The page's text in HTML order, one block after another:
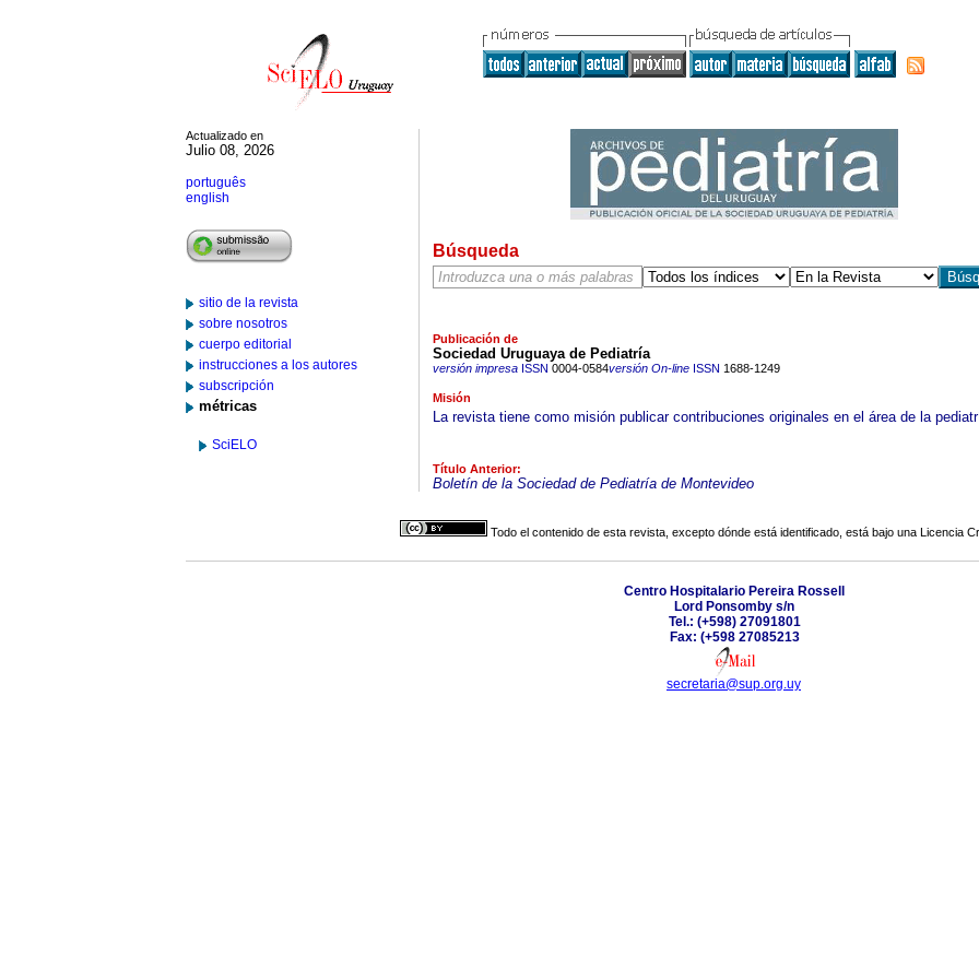
Actualizado en
Julio 08, 2026
português
english
sitio de la revista
sobre nosotros
cuerpo editorial
instrucciones a los autores
subscripción
métricas
SciELO
Búsqueda
Publicación de
Sociedad Uruguaya de Pediatría
versión impresaISSN 0004-0584versión On-lineISSN 1688-1249
Misión
La revista tiene como misión publicar contribuciones originales en el área de la
Título Anterior:
Boletín de la Sociedad de Pediatría de Montevideo
Todo el contenido de esta revista, excepto dónde está identificado, está bajo una Licencia
Centro Hospitalario Pereira Rossell
Lord Ponsomby s/n
Tel.: (+598) 27091801
Fax: (+598 27085213
secretaria@sup.org.uy